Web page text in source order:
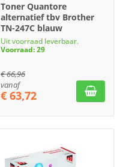
Toner Quantore
alternatief tbv Brother
TN-247C blauw
Uit voorraad leverbaar.
Voorraad: 29
€66,96
vanaf
€ 63,72